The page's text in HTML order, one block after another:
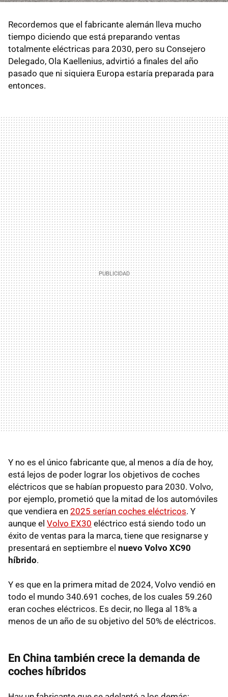
Recordemos que el fabricante alemán lleva mucho
tiempo diciendo que está preparando ventas
totalmente eléctricas para 2030, pero su Consejero
Delegado, Ola Kaellenius, advirtió a finales del año
pasado que ni siquiera Europa estaría preparada para
entonces.
Y no es el único fabricante que, al menos a día de hoy,
está lejos de poder lograr los objetivos de coches
eléctricos que se habían propuesto para 2030. Volvo,
por ejemplo, prometió que la mitad de los automóviles
que vendiera en 2025 serían coches eléctricos. Y
aunque el Volvo EX30 eléctrico está siendo todo un
éxito de ventas para la marca, tiene que resignarse y
presentará en septiembre el nuevo Volvo XC90
híbrido.
Y es que en la primera mitad de 2024, Volvo vendió en
todo el mundo 340.691 coches, de los cuales 59.260
eran coches eléctricos. Es decir, no llega al 18% a
menos de un año de su objetivo del 50% de eléctricos.
En China también crece la demanda de
coches híbridos